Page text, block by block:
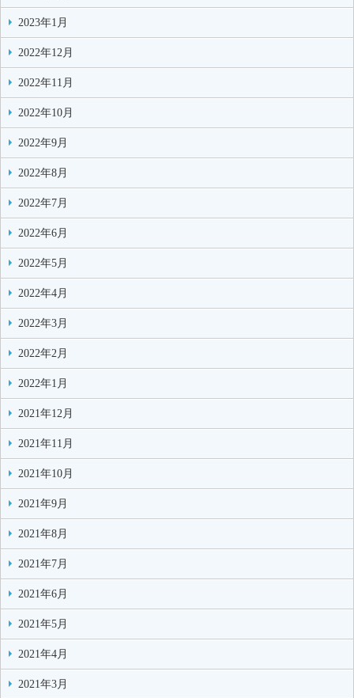
2023年1月
2022年12月
2022年11月
2022年10月
2022年9月
2022年8月
2022年7月
2022年6月
2022年5月
2022年4月
2022年3月
2022年2月
2022年1月
2021年12月
2021年11月
2021年10月
2021年9月
2021年8月
2021年7月
2021年6月
2021年5月
2021年4月
2021年3月